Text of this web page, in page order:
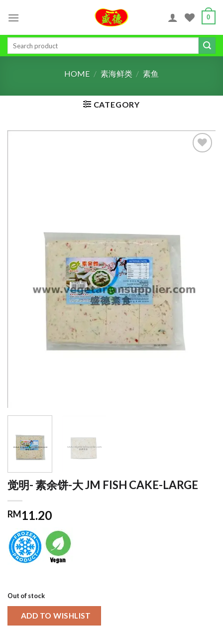
0
Search
HOME / 素海鲜类 / 素鱼
CATEGORY
觉明- 素余饼-大 JM FISH CAKE-LARGE
RM11.20
Out of stock
ADD TO WISHLIST